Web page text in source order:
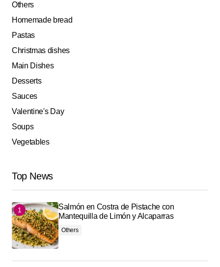
Others
Homemade bread
Pastas
Christmas dishes
Main Dishes
Desserts
Sauces
Valentine's Day
Soups
Vegetables
Top News
Salmón en Costra de Pistache con
Mantequilla de Limón y Alcaparras
Others